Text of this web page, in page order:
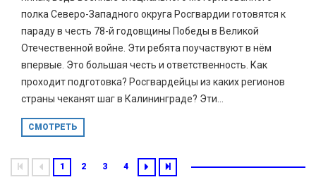
полка Северо-Западного округа Росгвардии готовятся к
параду в честь 78-й годовщины Победы в Великой
Отечественной войне. Эти ребята поучаствуют в нём
впервые. Это большая честь и ответственность. Как
проходит подготовка? Росгвардейцы из каких регионов
страны чеканят шаг в Калининграде? Эти...
СМОТРЕТЬ
1 2 3 4